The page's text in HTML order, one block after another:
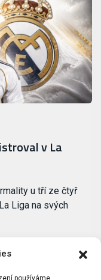
používáme
v La
u tří ze čtyř
Liga na svých